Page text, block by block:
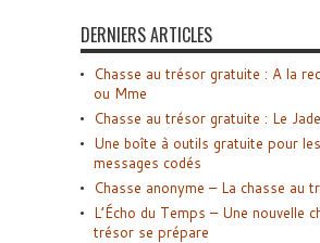
DERNIERS ARTICLES
Chasse au trésor gratuite : A la
ou Mme
Chasse au trésor gratuite : Le
Une boîte à outils gratuite pour
messages codés
Chasse anonyme – La chasse au
L’Écho du Temps – Une nouvelle
trésor se prépare